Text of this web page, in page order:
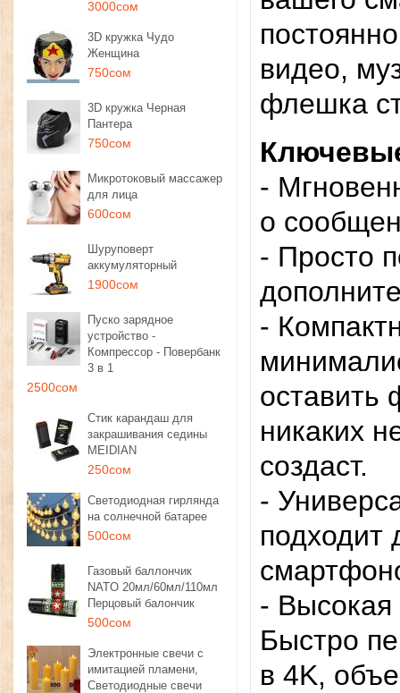
3000сом
3D кружка Чудо
Женщина
750сом
3D кружка Черная
Пантера
750сом
Микротоковый массажер
для лица
600сом
Шуруповерт
аккумуляторный
1900сом
Пуско зарядное
устройство -
Компрессор - Повербанк
3 в 1
2500сом
Стик карандаш для
закрашивания седины
MEIDIAN
250сом
Светодиодная гирлянда
на солнечной батарее
500сом
Газовый баллончик
NATO 20мл/60мл/110мл
Перцовый балончик
500сом
Электронные свечи с
имитацией пламени,
Светодиодные свечи
видео,
флешка
-
о
- Просто
-
оставить
никаких
создаст.
-
подходит
-
Быстро
в 4K,